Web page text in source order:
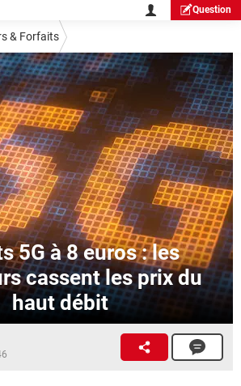
Question
& Forfaits
5G à 8 euros : les
cassent les prix du
haut débit